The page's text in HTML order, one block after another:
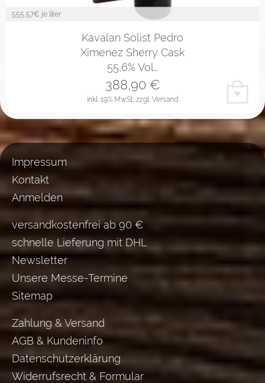
555,57€ je liter
Kavalan Solist Pedro
Ximenez Sherry Cask
55,6% Vol…
inkl. 19% MwSt. zzgl. Versand
388,90€
Impressum
Kontakt
Anmelden
versandkostenfrei ab 90 €
schnelle Lieferung mit DHL
Newsletter
Unsere Messe-Termine
Sitemap
Zahlung & Versand
AGB & Kundeninfo
Datenschutzerklärung
Widerrufsrecht & Formular